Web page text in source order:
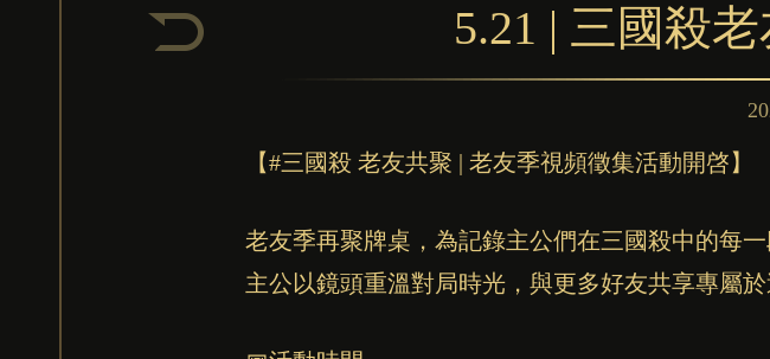
5.21 | 三國殺
【#三國殺 老友共聚 | 老友季視頻徵集活動開啓】
老友季再聚牌桌，為記錄主公們在三國殺中的每
主公以鏡頭重溫對局時光，與更多好友共享專屬